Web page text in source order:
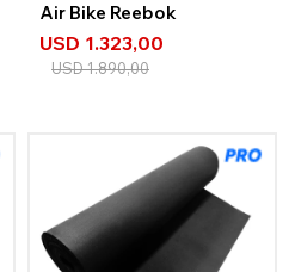
Air Bike Reebok
USD 1.323,00
USD1.890,00